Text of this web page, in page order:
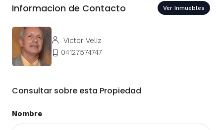
Informacion de Contacto Ver Inmuebles
Victor Veliz
04127574747
Consultar sobre esta Propiedad
Nombre